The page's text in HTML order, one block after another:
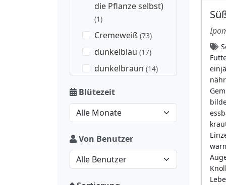
die Pflanze selbst)
(1)
Cremeweiß (73)
dunkelblau (17)
dunkelbraun (14)
die Fruchtfarbe)
dunkler Basalfleck
dunkleres Auge
gelb(216)
Blütezeit
Von Benutzer